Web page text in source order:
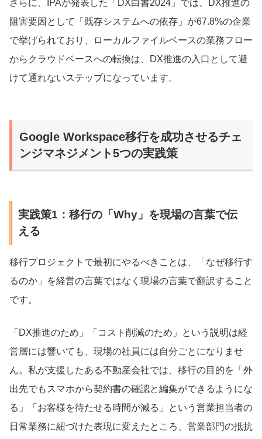
さらに、IPAが発表した「DX白書2024」では、DX推進の
阻害要因として「既存システムへの依存」が67.8%の企業
で挙げられており、ローカルファイルベースの業務フロー
からクラウドベースへの転換は、DX推進の入口として避
けて通れないステップになっています。
Google Workspace移行を成功させるチェ
ンジマネジメント5つの実践策
実践策1：移行の「Why」を現場の言葉で伝
える
移行プロジェクトで最初にやるべきことは、「なぜ移行す
るのか」を経営の言葉ではなく現場の言葉で翻訳すること
です。
「DX推進のため」「コスト削減のため」という説明は経
営層には響いても、現場の社員には自分ごとになりませ
ん。私が支援したある不動産会社では、移行の目的を「外
出先でもスマホから契約書の確認と編集ができるようにな
る」「お客様を待たせる時間が減る」という営業担当者の
日常業務に紐づけた表現に変えたところ、営業部門の抵抗